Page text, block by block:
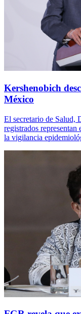
Kershenobich
México
El secretario de Salud,
registrados
la vigilancia